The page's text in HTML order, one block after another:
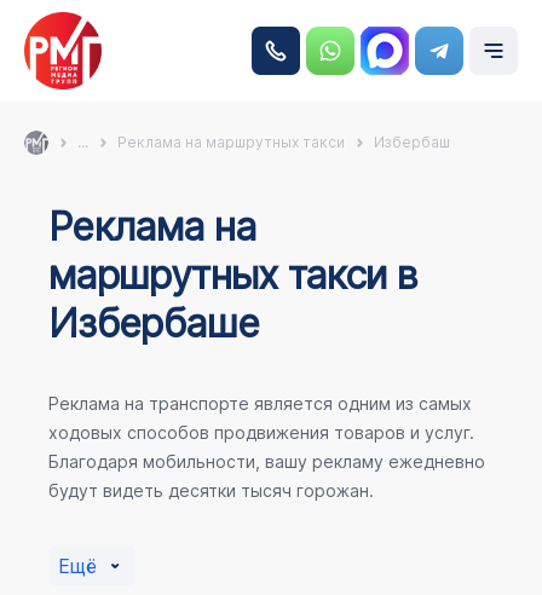
... Реклама на маршрутных такси Избербаш
Реклама на
маршрутных такси в
Избербаше
Реклама на транспорте является одним из самых
ходовых способов продвижения товаров и услуг.
Благодаря мобильности, вашу рекламу ежедневно
будут видеть десятки тысяч горожан.
Ещё